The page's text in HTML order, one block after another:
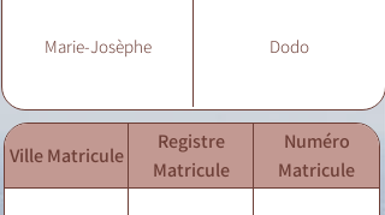
Marie-Josèphe Dodo
Ville Matricule
Registre
Matricule
Numéro
Matricule